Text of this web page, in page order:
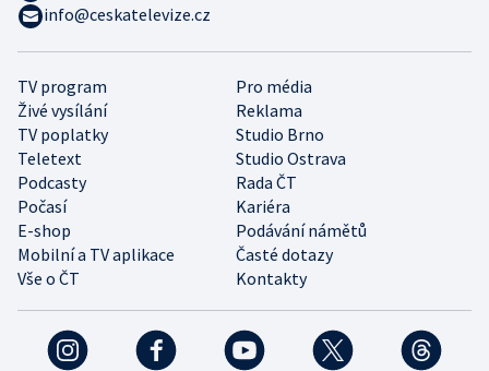
TV program
Pro média
Živé vysílání
Reklama
TV poplatky
Studio Brno
Teletext
Studio Ostrava
Podcasty
Rada ČT
Počasí
Kariéra
E-shop
Podávání námětů
Mobilní a TV aplikace
Časté dotazy
Vše o ČT
Kontakty
info@ceskatelevize.cz